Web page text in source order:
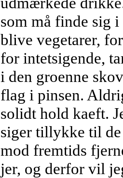
som må finde sig
blive vegetarer,
for intetsigende,
i den groenne
flag i pinsen.
solidt hold kaeft.
siger tillykke til
mod fremtids
jer, og derfor vil